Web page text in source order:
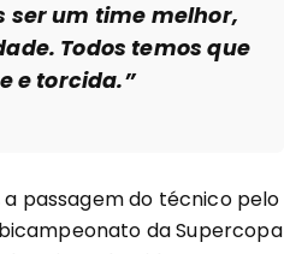
ser um time melhor,
Todos temos que
e torcida.”
a passagem do técnico pelo
da Supercopa